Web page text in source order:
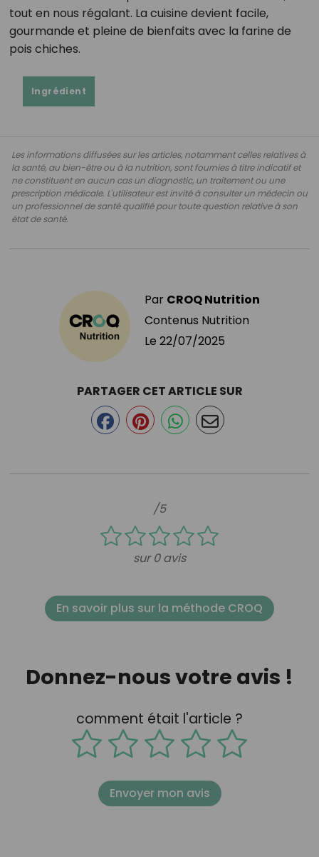
tout en nous régalant. La cuisine devient facile,
gourmande et pleine de bienfaits avec la farine de
pois chiches.
Ingrédient
Les informations diffusées sur les articles, notamment celles relatives à
la santé, au bien-être ou à la nutrition, sont fournies à titre indicatif et
ne constituent en aucun cas un diagnostic, un traitement ou une
prescription médicale. L'utilisateur est invité à consulter un médecin ou
un professionnel de santé qualifié pour toute question relative à son
état de santé.
Par CROQ Nutrition
Contenus Nutrition
Le 22/07/2025
/5
sur 0 avis
PARTAGER CET ARTICLE SUR
En savoir plus sur la méthode CROQ
Donnez-nous votre avis !
comment était l'article ?
Envoyer mon avis